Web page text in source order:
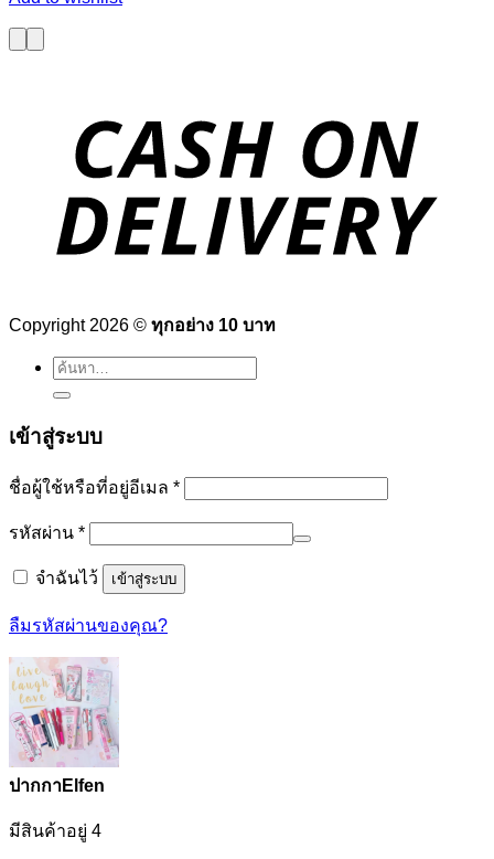
Copyright 2026 © ทุกอย่าง 10 บาท
ค้นหา:
เข้าสู่ระบบ
ชื่อผู้ใช้หรือที่อยู่อีเมล *ต้องการ
รหัสผ่าน *ต้องการ
จำฉันไว้ เข้าสู่ระบบ
ลืมรหัสผ่านของคุณ?
ปากกาElfen
มีสินค้าอยู่ 4